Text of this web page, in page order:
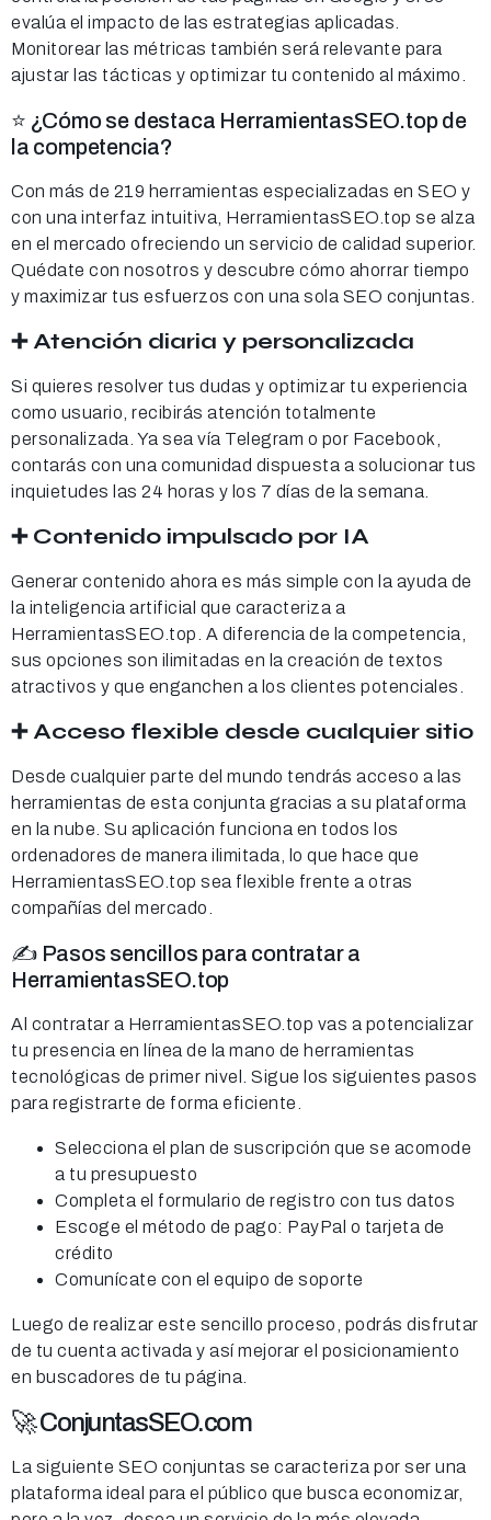
evalúa el impacto de las estrategias aplicadas.
Monitorear las métricas también será relevante para
ajustar las tácticas y optimizar tu contenido al máximo.
⭐ ¿Cómo se destaca HerramientasSEO.top de
la competencia?
Con más de 219 herramientas especializadas en SEO y
con una interfaz intuitiva, HerramientasSEO.top se alza
en el mercado ofreciendo un servicio de calidad superior.
Quédate con nosotros y descubre cómo ahorrar tiempo
y maximizar tus esfuerzos con una sola SEO conjuntas.
➕ Atención diaria y personalizada
Si quieres resolver tus dudas y optimizar tu experiencia
como usuario, recibirás atención totalmente
personalizada. Ya sea vía Telegram o por Facebook,
contarás con una comunidad dispuesta a solucionar tus
inquietudes las 24 horas y los 7 días de la semana.
➕ Contenido impulsado por IA
Generar contenido ahora es más simple con la ayuda de
la inteligencia artificial que caracteriza a
HerramientasSEO.top. A diferencia de la competencia,
sus opciones son ilimitadas en la creación de textos
atractivos y que enganchen a los clientes potenciales.
➕ Acceso flexible desde cualquier sitio
Desde cualquier parte del mundo tendrás acceso a las
herramientas de esta conjunta gracias a su plataforma
en la nube. Su aplicación funciona en todos los
ordenadores de manera ilimitada, lo que hace que
HerramientasSEO.top sea flexible frente a otras
compañías del mercado.
✍️ Pasos sencillos para contratar a
HerramientasSEO.top
Al contratar a HerramientasSEO.top vas a potencializar
tu presencia en línea de la mano de herramientas
tecnológicas de primer nivel. Sigue los siguientes pasos
para registrarte de forma eficiente.
Selecciona el plan de suscripción que se acomode
a tu presupuesto
Completa el formulario de registro con tus datos
Escoge el método de pago: PayPal o tarjeta de
crédito
Comunícate con el equipo de soporte
Luego de realizar este sencillo proceso, podrás disfrutar
de tu cuenta activada y así mejorar el posicionamiento
en buscadores de tu página.
🚀 ConjuntasSEO.com
La siguiente SEO conjuntas se caracteriza por ser una
plataforma ideal para el público que busca economizar,